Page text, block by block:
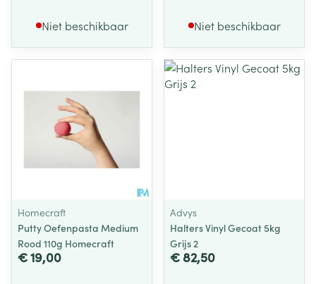
Niet beschikbaar Niet beschikbaar
Homecraft
Putty Oefenpasta Medium
Rood 110g Homecraft
€ 19,00
Advys
Halters Vinyl Gecoat 5kg
Grijs 2
€ 82,50